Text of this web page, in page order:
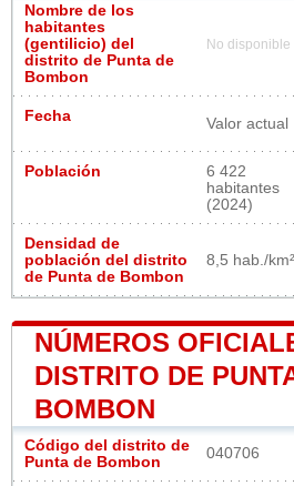
Nombre de los
habitantes
(gentilicio) del
distrito de Punta de
Bombon
No disponible
Fecha Valor actual
Población
6 422
habitantes
(2024)
Densidad de
población del distrito
de Punta de Bombon
8,5 hab./km²
NÚMEROS
DISTRITO DE
BOMBON
Código del distrito de
Punta de Bombon
040706